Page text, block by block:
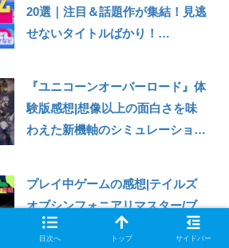
20選｜注目＆話題作が集結！見逃
せないタイトルばかり！
『ユニコーンオーバーロード』体
験版感想|想像以上の面白さを味
わえた新機軸のシミュレーション
プレイ中ゲームの感想|テイルズ
オブシンフォニアリマスター/ブ
ルーアーカイブ/みんな大好き塊
目次へ トップ サイドバー